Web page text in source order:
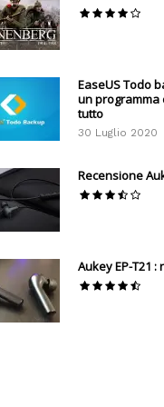
EaseUS Todo
un programma
tutto
30 Luglio 2020
Recensione
Aukey EP-T21